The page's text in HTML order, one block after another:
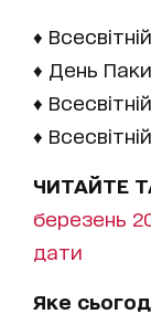
♦
♦ День
♦
♦
ЧИТАЙТЕ
березень
дати
Яке